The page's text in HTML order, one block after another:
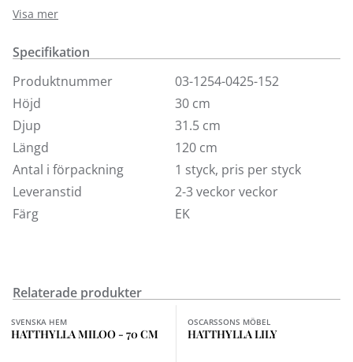
lätt formspråk. Klassiskt och samtidigt modernt.
Visa mer
Specifikation
Produktnummer
03-1254-0425-152
Höjd
30 cm
Djup
31.5 cm
Längd
120 cm
Antal i förpackning
1 styck, pris per styck
Leveranstid
2-3 veckor veckor
Färg
EK
Relaterade produkter
Finns i fler val (2)
SVENSKA HEM
HATTHYLLA MILOO - 70 CM
OSCARSSONS MÖBEL
HATTHYLLA LILY